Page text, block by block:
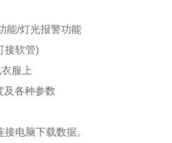
能/灯光报警功能
接软管)
服上
及各种参数
电脑下载数据。